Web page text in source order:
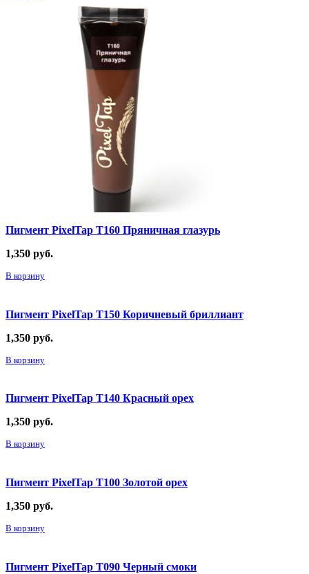
Пигмент PixelTap Т160 Пряничная глазурь
1,350 руб.
В корзину
Пигмент PixelTap Т150 Коричневый бриллиант
1,350 руб.
В корзину
Пигмент PixelTap Т140 Красный орех
1,350 руб.
В корзину
Пигмент PixelTap Т100 Золотой орех
1,350 руб.
В корзину
Пигмент PixelTap Т090 Черный смоки